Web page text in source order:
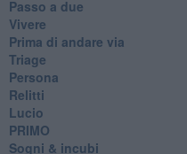
Passo a due
Vivere
Prima di andare via
Triage
Persona
Relitti
Lucio
PRIMO
Sogni & incubi